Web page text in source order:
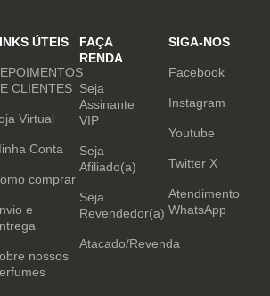
ÚTEIS
CLIENTES
Virtual
Conta
comprar
e
nossos
FAÇA
RENDA
Seja
Assinante
VIP
Seja
Afiliado(a)
Seja
Revendedor(a)
Atacado/Revenda
SIGA-NOS
Facebook
Instagram
Youtube
Twitter X
Atendimento
WhatsApp